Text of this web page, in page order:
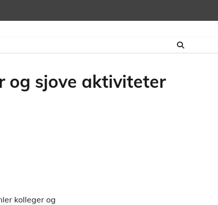
og sjove aktiviteter
kolleger og